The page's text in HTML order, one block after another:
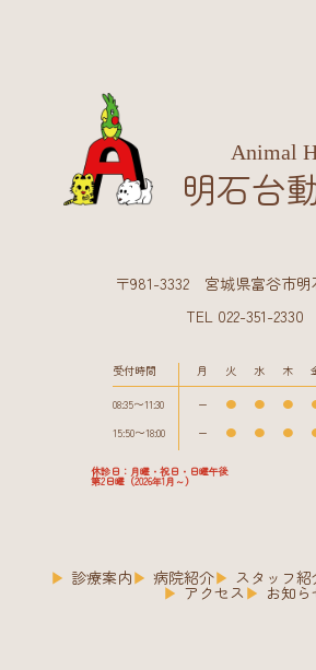
Animal
明石台
〒981-3332 宮城県富谷市明
TEL 022-351-2330
受付時間 月 火 水 木
08:35〜11:30 ー ● ● ●
15:50〜18:00
ー ● ● ●
休診日：月曜・祝日・日曜午後
第2日曜（2026年1月～）
診療案内 病院紹介 スタッフ紹
アクセス お知ら